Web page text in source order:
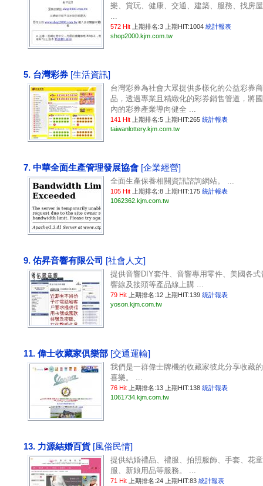
樂、賞玩、健康、交通、建築、服務、找房屋
...
572 Hit 上期排名:3 上期HIT:1004 統計報表
shop2000.kjm.com.tw
5. 台灣彩券 [生活資訊]
台灣彩券為社會大眾提供多樣化的公益彩券商
品，透過專業且精緻化的彩券銷售管道，將國
內的彩券產業導向健全 ...
141 Hit 上期排名:5 上期HIT:265 統計報表
taiwanlottery.kjm.com.tw
7. 中華全面生產管理發展協會 [企業經營]
全面生產保養相關資訊諮詢網站。 ...
105 Hit 上期排名:8 上期HIT:175 統計報表
1062362.kjm.com.tw
9. 佑昇音響有限公司 [社會人文]
提供音響DIY套件、音響專用零件、美國各式
響線及接頭等產品線上購 ...
79 Hit 上期排名:12 上期HIT:139 統計報表
yoson.kjm.com.tw
11. 偉士收藏家俱樂部 [交通運輸]
我們是一群偉士牌機的收藏家彼此分享收藏的
喜樂。 ...
76 Hit 上期排名:13 上期HIT:138 統計報表
1061734.kjm.com.tw
13. 力源結婚百貨 [風俗民情]
提供結婚禮品、禮服、拍照服飾、手套、花童
服、新娘用品等服務。 ...
71 Hit 上期排名:24 上期HIT:83 統計報表